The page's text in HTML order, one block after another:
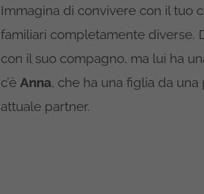
Immagina di convivere con il tuo
familiari completamente diverse.
con il suo compagno, ma lui ha
c’è Anna, che ha una figlia da
attuale partner.